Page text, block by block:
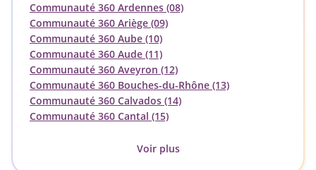
Communauté 360 Ardennes (08)
Communauté 360 Ariège (09)
Communauté 360 Aube (10)
Communauté 360 Aude (11)
Communauté 360 Aveyron (12)
Communauté 360 Bouches-du-Rhône (13)
Communauté 360 Calvados (14)
Communauté 360 Cantal (15)
Voir plus